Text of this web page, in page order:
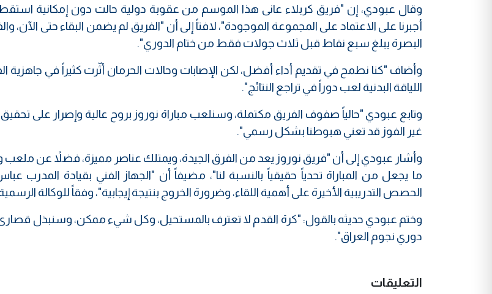
وقال عبودي، إن "فريق كربلاء عانى هذا الموسم من عقوبة دولية حالت دون إمكانية
أجبرنا على الاعتماد على المجموعة الموجودة"، لافتاً إلى أن "الفريق لم يضمن البقاء حتى الآن،
البصرة يبلغ سبع نقاط قبل ثلاث جولات فقط من ختام الدوري".
وأضاف "كنا نطمح في تقديم أداء أفضل، لكن الإصابات وحالات الحرمان أثّرت كثيراً في جاهزية
اللياقة البدنية لعب دوراً في تراجع النتائج".
وتابع عبودي "حالياً صفوف الفريق مكتملة، وسنلعب مباراة نوروز بروح عالية وإصرار على تحقيق
غير الفوز قد تعني هبوطنا بشكل رسمي".
وأشار عبودي إلى أن "فريق نوروز يعد من الفرق الجيدة، ويمتلك عناصر مميزة، فضلاً عن
ما يجعل من المباراة تحدياً حقيقياً بالنسبة لنا"، مضيفاً أن "الجهاز الفني بقيادة المدرب
الحصص التدريبية الأخيرة على أهمية اللقاء، وضرورة الخروج بنتيجة إيجابية"، وفقاً للوكالة
وختم عبودي حديثه بالقول: "كرة القدم لا تعترف بالمستحيل، وكل شيء ممكن، وسنبذل
دوري نجوم العراق".
التعليقات